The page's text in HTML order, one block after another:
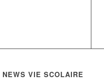
NEWS VIE SCOLAIRE